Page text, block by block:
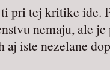
pri tej kritike ide.
nemaju, ale
iste nezelane